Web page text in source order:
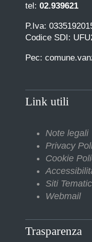
tel: 02.939621
P.Iva:
Codice SDI:
Pec:
Link utili
Note legali
Privacy
Cookie
Siti
Webmail
Trasparenza